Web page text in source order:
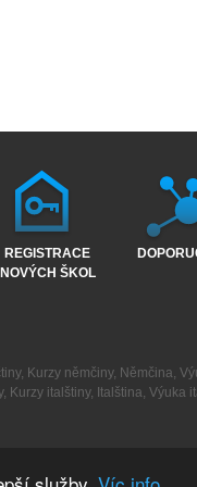
REGISTRACE
NOVÝCH ŠKOL
, Kurzy němčiny, Němčina,
, Kurzy italštiny, Italština, Výuka